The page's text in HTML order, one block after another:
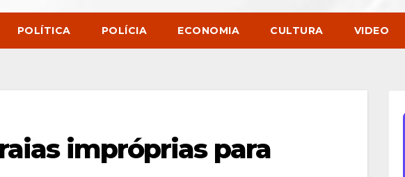
POLÍTICA POLÍCIA ECONOMIA CULTURA VIDEO
impróprias para